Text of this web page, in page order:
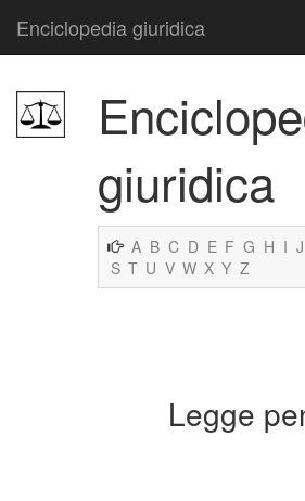
Enciclopedia giuridica
giuridica
A B C D E F G H I J
S T U V W X Y Z
Legge